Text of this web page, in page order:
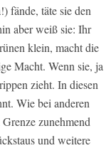
fände, täte sie den
aber weiß sie: Ihr
klein, macht die
Macht. Wenn sie, ja
zieht. In diesen
Wie bei anderen
zunehmend
und weitere